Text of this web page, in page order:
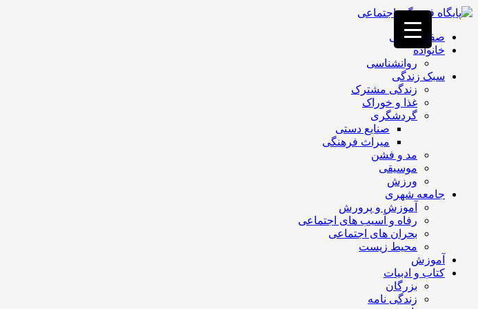
فصد
غرب
تهران
خشکشویی
تصفیه
تهران
صفحه اصلی
خانواده
روانشناسی
سبک زندگی
زندگی مشترک
غذا و خوراک
گردشگری
صنایع دستی
میراث فرهنگی
مد و فشن
موسیقی
ورزش
جامعه شهری
آموزش و پرورش
رفاه و آسیب های اجتماعی
بحران های اجتماعی
محیط زیست
آموزش
کتاب و ادبیات
بزرگان
زندگی نامه